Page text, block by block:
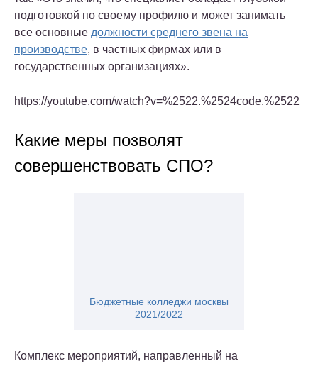
подготовкой по своему профилю и может занимать
все основные должности среднего звена на
производстве, в частных фирмах или в
государственных организациях».
https://youtube.com/watch?v=%2522.%2524code.%2522
Какие меры позволят
совершенствовать СПО?
Бюджетные колледжи москвы
2021/2022
Комплекс мероприятий, направленный на